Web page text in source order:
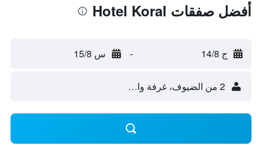
أفضل صفقات Hotel Koral
ج 14/8 - س 15/8
2 من الضيوف، غرفة واحدة